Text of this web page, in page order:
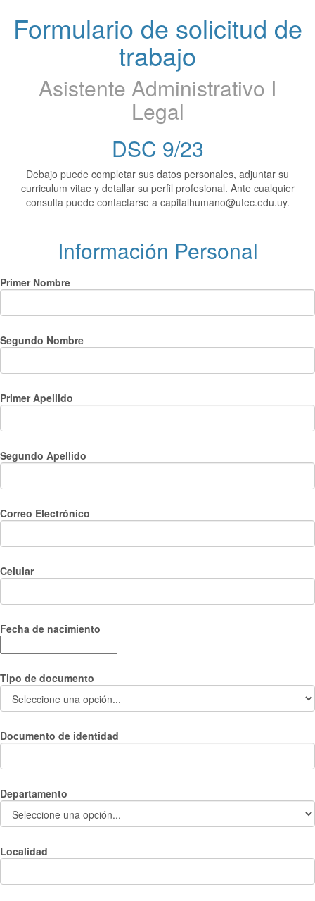
Formulario de solicitud de
trabajo
Asistente Administrativo I
Legal
DSC 9/23
Debajo puede completar sus datos personales, adjuntar su
curriculum vitae y detallar su perfil profesional. Ante cualquier
consulta puede contactarse a capitalhumano@utec.edu.uy.
Información Personal
Primer Nombre
Segundo Nombre
Primer Apellido
Segundo Apellido
Correo Electrónico
Celular
Fecha de nacimiento
Tipo de documento
Documento de identidad
Departamento
Localidad